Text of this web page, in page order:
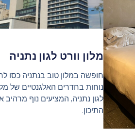
מלון וורט לגון נתניה
חופשה במלון טוב בנתניה כסו
נוחות בחדרים האלגנטיים של
לגון נתניה, המציעים נוף מרהיב
התיכון.